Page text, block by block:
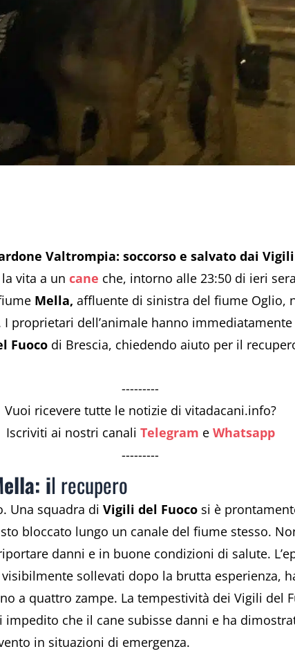
Valtrompia: soccorso e salvato dai
vita a un cane che, intorno alle 23:50 di ieri
Mella, affluente di sinistra del fiume Oglio,
I proprietari dell’animale hanno
Fuoco di Brescia, chiedendo aiuto per il
---------
Vuoi ricevere tutte le notizie di vitadacani.info?
Iscriviti ai nostri canali Telegram e Whatsapp
---------
il recupero
Una squadra di Vigili del Fuoco si è
bloccato lungo un canale del fiume stesso.
danni e in buone condizioni di salute.
sollevati dopo la brutta esperienza,
a quattro zampe. La tempestività dei Vigili del
che il cane subisse danni e ha
in situazioni di emergenza.